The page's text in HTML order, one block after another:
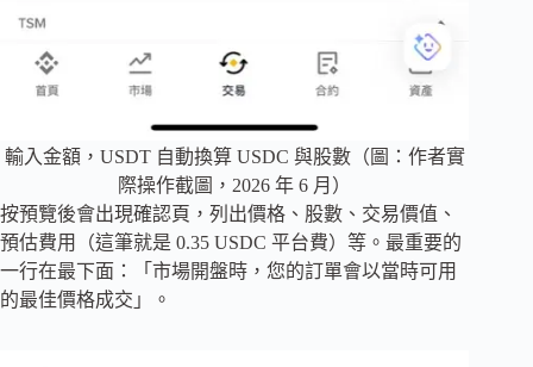
輸入金額，USDT 自動換算 USDC 與股數（圖：作者實
際操作截圖，2026 年 6 月）
按預覽後會出現確認頁，列出價格、股數、交易價值、
預估費用（這筆就是 0.35 USDC 平台費）等。最重要的
一行在最下面：「市場開盤時，您的訂單會以當時可用
的最佳價格成交」。